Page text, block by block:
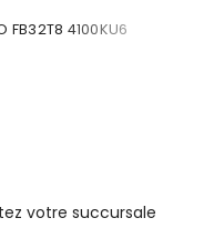
FB32T8 4100KU6
votre succursale